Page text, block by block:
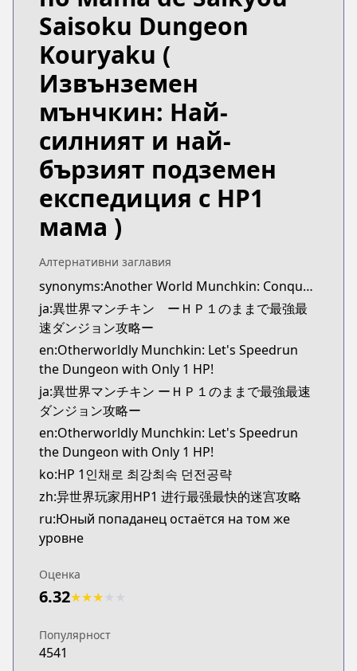
https://www.mangaupdates.com/
Saisoku Dungeon
Kouryaku (
Извънземен
мънчкин: Най-
силният и най-
бързият подземен
експедиция с HP1
мама )
Алтернативни заглавия
synonyms:Another World Munchkin: Conquering the Dungeon as the Strongest and the Fastest with Only 1 HP
ja:異世界マンチキン ーＨＰ１のままで最強最
速ダンジョン攻略ー
en:Otherworldly Munchkin: Let's Speedrun
the Dungeon with Only 1 HP!
ja:異世界マンチキン ーＨＰ１のままで最強最速
ダンジョン攻略ー
en:Otherworldly Munchkin: Let's Speedrun
the Dungeon with Only 1 HP!
ko:HP 1인채로 최강최속 던전공략
zh:异世界玩家用HP1 进行最强最快的迷宫攻略
ru:Юный попаданец остаётся на том же
уровне
Оценка
6.32★★★
Популярност
4541